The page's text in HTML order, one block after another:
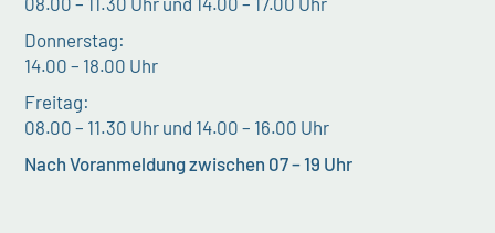
Donnerstag:
14.00 – 18.00 Uhr
Freitag:
08.00 – 11.30 Uhr und 14.00 – 16.00 Uhr
Nach Voranmeldung zwischen 07 – 19 Uhr